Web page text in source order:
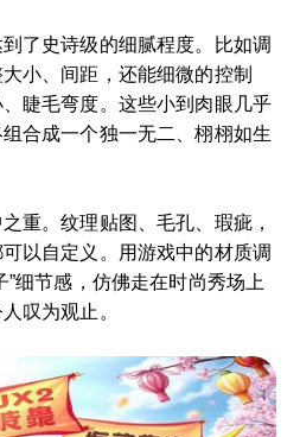
了史诗级的细腻程度。比如调
小、间距，还能细微的控制
睫毛弯度。这些小到肉眼几乎
合成一个独一无二、栩栩如生
重。纹理贴图、毛孔、瑕疵，
以自定义。用游戏中的材质调
”细节感，仿佛走在时尚秀场上
叹为观止。